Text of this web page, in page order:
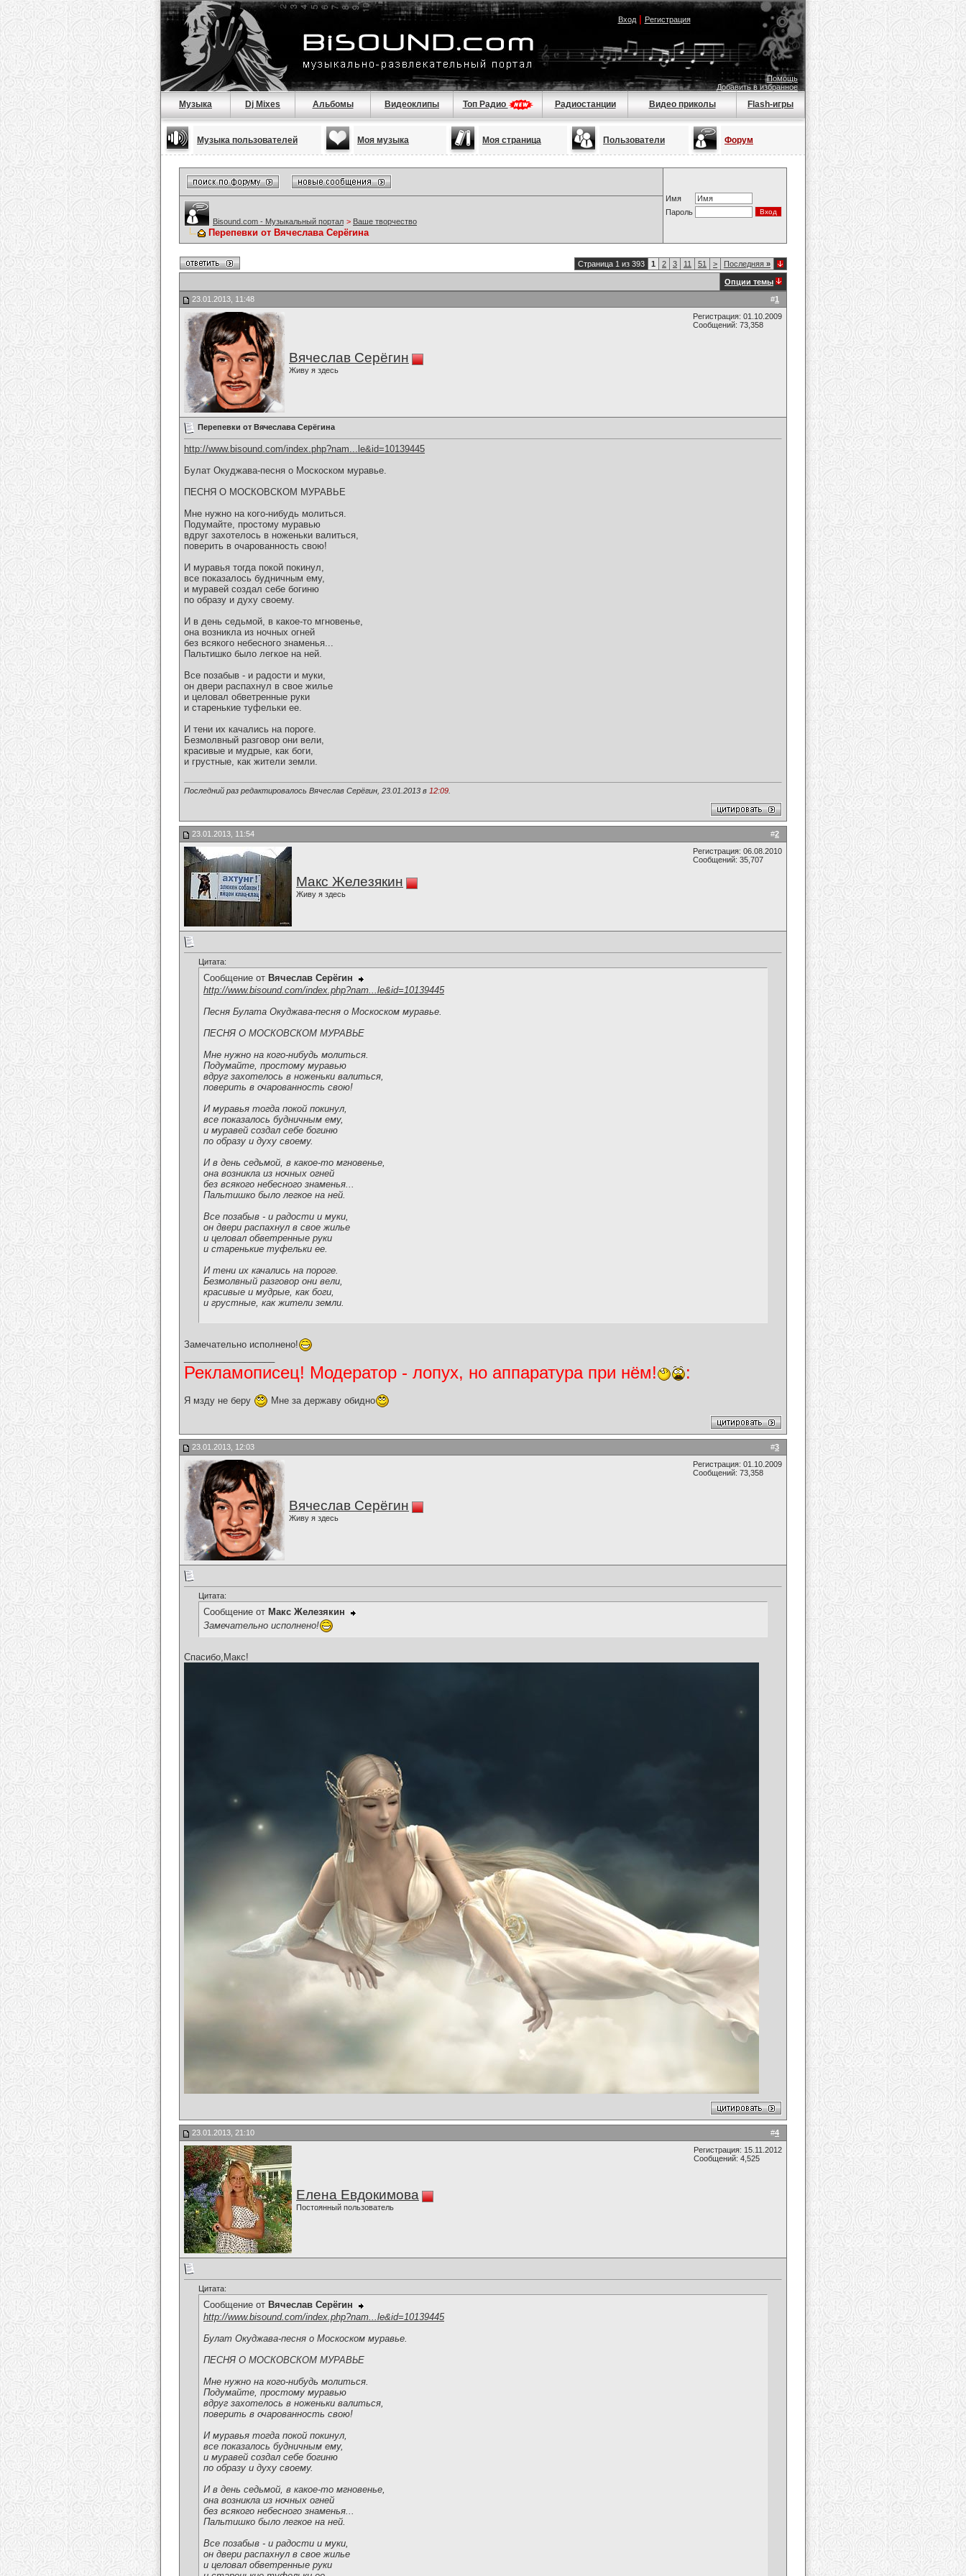
Вход| Регистрация
Помощь
Добавить в избранное
Музыка Dj Mixes Альбомы Видеоклипы Топ Радио Радиостанции Видео приколы Flash-игры
Музыка пользователей Моя музыка Моя страница Пользователи Форум
Имя
Пароль
Bisound.com - Музыкальный портал > Ваше творчество
Перепевки от Вячеслава Серёгина
Страница 1 из 393 1 2 3 11 51 > Последняя »
Опции темы
#1
23.01.2013, 11:48
Вячеслав Серёгин
Живу я здесь
Регистрация: 01.10.2009
Сообщений: 73,358
Перепевки от Вячеслава Серёгина
http://www.bisound.com/index.php?nam...le&id=10139445
Булат Окуджава-песня о Москоском муравье.
ПЕСНЯ О МОСКОВСКОМ МУРАВЬЕ
Мне нужно на кого-нибудь молиться.
Подумайте, простому муравью
вдруг захотелось в ноженьки валиться,
поверить в очарованность свою!
И муравья тогда покой покинул,
все показалось будничным ему,
и муравей создал себе богиню
по образу и духу своему.
И в день седьмой, в какое-то мгновенье,
она возникла из ночных огней
без всякого небесного знаменья...
Пальтишко было легкое на ней.
Все позабыв - и радости и муки,
он двери распахнул в свое жилье
и целовал обветренные руки
и старенькие туфельки ее.
И тени их качались на пороге.
Безмолвный разговор они вели,
красивые и мудрые, как боги,
и грустные, как жители земли.
Последний раз редактировалось Вячеслав Серёгин, 23.01.2013 в 12:09
#2
23.01.2013, 11:54
Макс Железякин
Живу я здесь
Регистрация: 06.08.2010
Сообщений: 35,707
Цитата:
Сообщение от Вячеслав Серёгин
http://www.bisound.com/index.php?nam...le&id=10139445
Песня Булата Окуджава-песня о Москоском муравье.
ПЕСНЯ О МОСКОВСКОМ МУРАВЬЕ
Мне нужно на кого-нибудь молиться.
Подумайте, простому муравью
вдруг захотелось в ноженьки валиться,
поверить в очарованность свою!
И муравья тогда покой покинул,
все показалось будничным ему,
и муравей создал себе богиню
по образу и духу своему.
И в день седьмой, в какое-то мгновенье,
она возникла из ночных огней
без всякого небесного знаменья...
Пальтишко было легкое на ней.
Все позабыв - и радости и муки,
он двери распахнул в свое жилье
и целовал обветренные руки
и старенькие туфельки ее.
И тени их качались на пороге.
Безмолвный разговор они вели,
красивые и мудрые, как боги,
и грустные, как жители земли.
Замечательно исполнено!
Рекламописец! Модератор - лопух, но аппаратура при нём! :
Я мзду не беру Мне за державу обидно
#3
23.01.2013, 12:03
Вячеслав Серёгин
Живу я здесь
Регистрация: 01.10.2009
Сообщений: 73,358
Цитата:
Сообщение от Макс Железякин
Замечательно исполнено!
Спасибо,Макс!
#4
23.01.2013, 21:10
Елена Евдокимова
Постоянный пользователь
Регистрация: 15.11.2012
Сообщений: 4,525
Цитата:
Сообщение от Вячеслав Серёгин
http://www.bisound.com/index.php?nam...le&id=10139445
Булат Окуджава-песня о Москоском муравье.
ПЕСНЯ О МОСКОВСКОМ МУРАВЬЕ
Мне нужно на кого-нибудь молиться.
Подумайте, простому муравью
вдруг захотелось в ноженьки валиться,
поверить в очарованность свою!
И муравья тогда покой покинул,
все показалось будничным ему,
и муравей создал себе богиню
по образу и духу своему.
И в день седьмой, в какое-то мгновенье,
она возникла из ночных огней
без всякого небесного знаменья...
Пальтишко было легкое на ней.
Все позабыв - и радости и муки,
он двери распахнул в свое жилье
и целовал обветренные руки